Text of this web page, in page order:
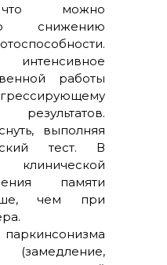
что можно
снижению
работы
выполняя
тест. В
памяти
чем при